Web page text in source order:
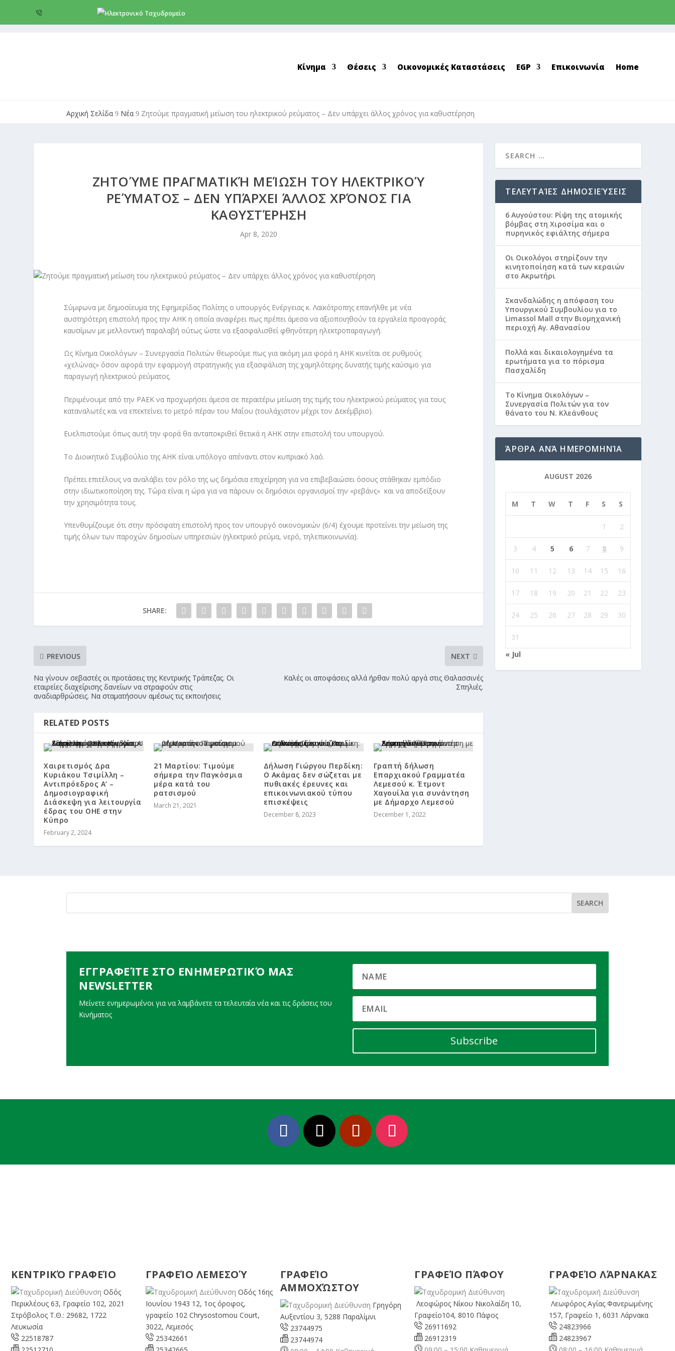
Κίνημα Θέσεις Οικονομικές Καταστάσεις EGP Επικοινωνία Home
Αρχική Σελίδα 9 Νέα 9 Ζητούμε πραγματική μείωση του ηλεκτρικού ρεύματος – Δεν υπάρχει άλλος χρόνος για καθυστέρηση
ΖΗΤΟΎΜΕ ΠΡΑΓΜΑΤΙΚΉ ΜΕΊΩΣΗ ΤΟΥ ΗΛΕΚΤΡΙΚΟΎ
ΡΕΎΜΑΤΟΣ – ΔΕΝ ΥΠΆΡΧΕΙ ΆΛΛΟΣ ΧΡΌΝΟΣ ΓΙΑ
ΚΑΘΥΣΤΈΡΗΣΗ
Apr 8, 2020
Σύμφωνα με δημοσίευμα της Εφημερίδας Πολίτης ο υπουργός Ενέργειας κ. Λαϊκότροπης επανήλθε με νέα
αυστηρότερη επιστολή προς την ΑΗΚ η οποία αναφέρει πως πρέπει άμεσα να αξιοποιηθούν τα εργαλεία προαγοράς
καυσίμων με μελλοντική παραλαβή ούτως ώστε να εξασφαλισθεί φθηνότερη ηλεκτροπαραγωγή.
Ως Κίνημα Οικολόγων – Συνεργασία Πολιτών θεωρούμε πως για ακόμη μια φορά η ΑΗΚ κινείται σε ρυθμούς
«χελώνας» όσον αφορά την εφαρμογή στρατηγικής για εξασφάλιση της χαμηλότερης δυνατής τιμής καύσιμο για
παραγωγή ηλεκτρικού ρεύματος.
Περιμένουμε από την ΡΑΕΚ να προχωρήσει άμεσα σε περαιτέρω μείωση της τιμής του ηλεκτρικού ρεύματος για τους
καταναλωτές και να επεκτείνει το μετρό πέραν του Μαΐου (τουλάχιστον μέχρι τον Δεκέμβριο).
Ευελπιστούμε όπως αυτή την φορά θα ανταποκριθεί θετικά η ΑΗΚ στην επιστολή του υπουργού.
Το Διοικητικό Συμβούλιο της ΑΗΚ είναι υπόλογο απέναντι στον κυπριακό λαό.
Πρέπει επιτέλους να αναλάβει τον ρόλο της ως δημόσια επιχείρηση για να επιβεβαιώσει όσους στάθηκαν εμπόδιο
στην ιδιωτικοποίηση της. Τώρα είναι η ώρα για να πάρουν οι δημόσιοι οργανισμοί την «ρεβάνς» και να αποδείξουν
την χρησιμότητα τους.
Υπενθυμίζουμε ότι στην πρόσφατη επιστολή προς τον υπουργό οικονομικών (6/4) έχουμε προτείνει την μείωση της
τιμής όλων των παροχών δημοσίων υπηρεσιών (ηλεκτρικό ρεύμα, νερό, τηλεπικοινωνία).
SHARE:
PREVIOUS
Να γίνουν σεβαστές οι προτάσεις της Κεντρικής Τράπεζας. Οι
εταιρείες διαχείρισης δανείων να στραφούν στις
αναδιαρθρώσεις. Να σταματήσουν αμέσως τις εκποιήσεις
NEXT
Καλές οι αποφάσεις αλλά ήρθαν πολύ αργά στις Θαλασσινές
Σπηλιές.
RELATED POSTS
Χαιρετισμός Δρα
Κυριάκου Τσιμίλλη –
Αντιπρόεδρος Α’ –
Δημοσιογραφική
Διάσκεψη για λειτουργία
έδρας του ΟΗΕ στην
Κύπρο
February 2, 2024
21 Μαρτίου: Τιμούμε
σήμερα την Παγκόσμια
μέρα κατά του
ρατσισμού
March 21, 2021
Δήλωση Γιώργου Περδίκη:
Ο Ακάμας δεν σώζεται με
πυθιακές έρευνες και
επικοινωνιακού τύπου
επισκέψεις
December 8, 2023
Γραπτή δήλωση
Επαρχιακού Γραμματέα
Λεμεσού κ. Έτμοντ
Χαγουίλα για συνάντηση
με Δήμαρχο Λεμεσού
December 1, 2022
ΤΕΛΕΥΤΑΊΕΣ ΔΗΜΟΣΙΕΎΣΕΙΣ
6 Αυγούστου: Ρίψη της ατομικής
βόμβας στη Χιροσίμα και ο
πυρηνικός εφιάλτης σήμερα
Οι Οικολόγοι στηρίζουν την
κινητοποίηση κατά των κεραιών
στο Ακρωτήρι
Σκανδαλώδης η απόφαση του
Υπουργικού Συμβουλίου για το
Limassol Mall στην Βιομηχανική
περιοχή Αγ. Αθανασίου
Πολλά και δικαιολογημένα τα
ερωτήματα για το πόρισμα
Πασχαλίδη
Το Κίνημα Οικολόγων –
Συνεργασία Πολιτών για τον
θάνατο του Ν. Κλεάνθους
ΆΡΘΡΑ ΑΝΆ ΗΜΕΡΟΜΗΝΊΑ
AUGUST 2026
M T W T F S S
1 2
3 4 5 6 7 8 9
10 11 12 13 14 15 16
17 18 19 20 21 22 23
24 25 26 27 28 29 30
31
« Jul
ΕΓΓΡΑΦΕΊΤΕ ΣΤΟ ΕΝΗΜΕΡΩΤΙΚΌ ΜΑΣ
NEWSLETTER
Μείνετε ενημερωμένοι για να λαμβάνετε τα τελευταία νέα και τις δράσεις του
Κινήματος
Subscribe
ΚΕΝΤΡΙΚΌ ΓΡΑΦΕΊΟ
Οδός
Περικλέους 63, Γραφείο 102, 2021
Στρόβολος Τ.Θ.: 29682, 1722
Λευκωσία
22518787
ΓΡΑΦΕΊΟ ΛΕΜΕΣΟΎ
Οδός 16ης
Ιουνίου 1943 12, 1ος όροφος,
γραφείο 102 Chrysostomou Court,
3022, Λεμεσός
25342661
ΓΡΑΦΕΊΟ
ΑΜΜΟΧΏΣΤΟΥ
Γρηγόρη
Αυξεντίου 3, 5288 Παραλίμνι
23744975
23744974
ΓΡΑΦΕΊΟ ΠΆΦΟΥ
Λεοφώρος Νίκου Νικολαίδη 10,
Γραφείο104, 8010 Πάφος
26911692
26912319
ΓΡΑΦΕΊΟ ΛΆΡΝΑΚΑΣ
Λεωφόρος Αγίας Φανερωμένης
157, Γραφείο 1, 6031 Λάρνακα
24823966
24823967